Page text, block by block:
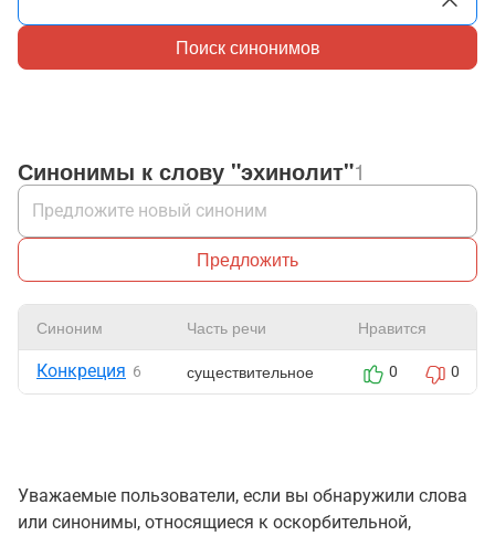
Поиск синонимов
Синонимы к слову "эхинолит"1
Предложить
Синоним Часть речи Нравится
Конкреция 6 существительное 0 0
Уважаемые пользователи, если вы обнаружили слова
или синонимы, относящиеся к оскорбительной,